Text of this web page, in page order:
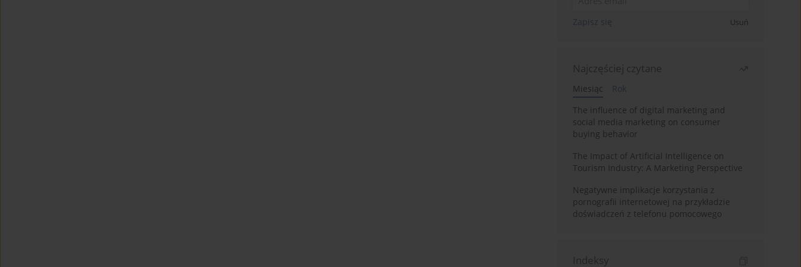
Zapisz się Usuń
Najczęściej czytane
Miesiąc
Rok
The influence of digital marketing and
social media marketing on consumer
buying behavior
The Impact of Artificial Intelligence on
Tourism Industry: A Marketing Perspective
Negatywne implikacje korzystania z
pornografii internetowej na przykładzie
doświadczeń z telefonu pomocowego
Indeksy